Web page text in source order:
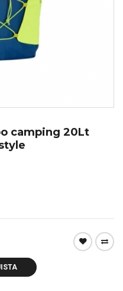
camping 20Lt